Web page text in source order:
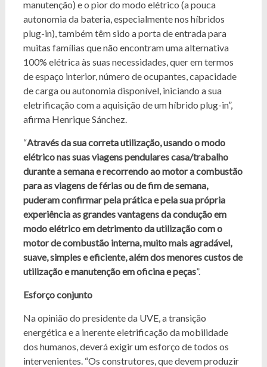
manutenção) e o pior do modo elétrico (a pouca
autonomia da bateria, especialmente nos híbridos
plug-in), também têm sido a porta de entrada para
muitas famílias que não encontram uma alternativa
100% elétrica às suas necessidades, quer em termos
de espaço interior, número de ocupantes, capacidade
de carga ou autonomia disponível, iniciando a sua
eletrificação com a aquisição de um híbrido plug-in”,
afirma Henrique Sánchez.
“Através da sua correta utilização, usando o modo
elétrico nas suas viagens pendulares casa/trabalho
durante a semana e recorrendo ao motor a combustão
para as viagens de férias ou de fim de semana,
puderam confirmar pela prática e pela sua própria
experiência as grandes vantagens da condução em
modo elétrico em detrimento da utilização com o
motor de combustão interna, muito mais agradável,
suave, simples e eficiente, além dos menores custos de
utilização e manutenção em oficina e peças”.
Esforço conjunto
Na opinião do presidente da UVE, a transição
energética e a inerente eletrificação da mobilidade
dos humanos, deverá exigir um esforço de todos os
intervenientes. “Os construtores, que devem produzir